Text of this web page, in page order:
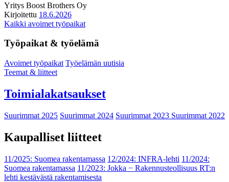
Yritys Boost Brothers Oy
Kirjoitettu 18.6.2026
Kaikki avoimet työpaikat
Työpaikat & työelämä
Avoimet työpaikat Työelämän uutisia
Teemat & liitteet
Toimialakatsaukset
Suurimmat 2025 Suurimmat 2024 Suurimmat 2023 Suurimmat 2022
Kaupalliset liitteet
11/2025: Suomea rakentamassa 12/2024: INFRA-lehti 11/2024:
Suomea rakentamassa 11/2023: Jokka − Rakennusteollisuus RT:n
lehti kestävästä rakentamisesta